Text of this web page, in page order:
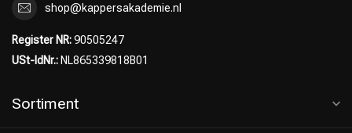
shop@kappersakademie.nl
Register NR:90505247
USt-IdNr.: NL865339818B01
Sortiment